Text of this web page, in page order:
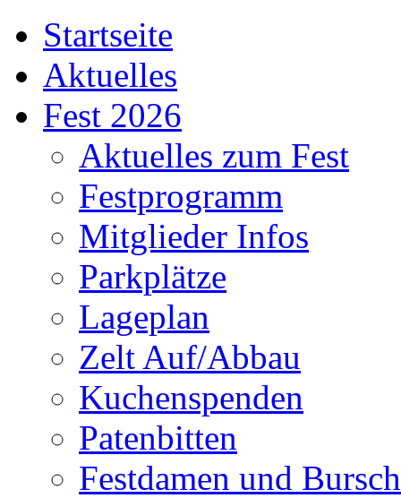
Startseite
Aktuelles
Fest 2026
Aktuelles zum Fest
Festprogramm
Mitglieder Infos
Parkplätze
Lageplan
Zelt Auf/Abbau
Kuchenspenden
Patenbitten
Festdamen und